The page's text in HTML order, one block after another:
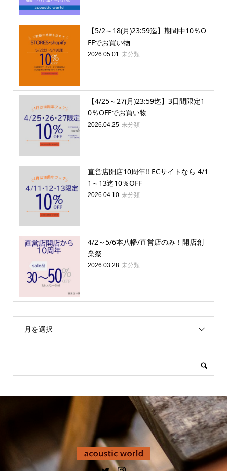
【5/2～18(月)23:59迄】期間中10％O
FFでお買い物
2026.05.01 未分類
【4/25～27(月)23:59迄】3日間限定1
0％OFFでお買い物
2026.04.25 未分類
直営店開店10周年!! ECサイトなら 4/1
1～13迄10％OFF
2026.04.10 未分類
4/2～5/6本八幡/直営店のみ！開店創
業祭
2026.03.28 未分類
月を選択